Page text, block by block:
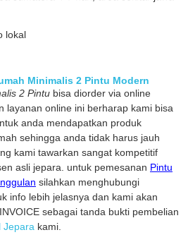
lokal
Minimalis 2 Pintu Modern
2 Pintu bisa diorder via online
layanan online ini berharap kami bisa
anda mendapatkan produk
sehingga anda tidak harus jauh
kami tawarkan sangat kompetitif
asli jepara. untuk pemesanan Pintu
silahkan menghubungi
info lebih jelasnya dan kami akan
sebagai tanda bukti pembelian
Jepara kami.